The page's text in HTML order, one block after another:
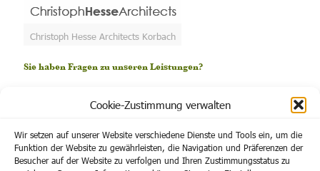
Cookie-Zustimmung verwalten
Wir setzen auf unserer Website verschiedene Dienste und Tools ein, um die
Funktion der Website zu gewährleisten, die Navigation und Präferenzen der
Besucher auf der Website zu verfolgen und Ihren Zustimmungsstatus zu
Christoph Hesse Architects Korbach
Sie haben Fragen zu unseren Leistungen?
haben, können Sie gerne eine E-Mail schreiben. Wir werden uns
Sie können uns aber auch einfach anrufen unter der Rufnummer
06454 / 397.